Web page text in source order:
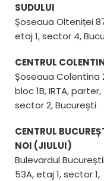
SUDULUI
Șoseaua Olteniței
etaj 1, sector 4,
CENTRUL
Șoseaua Colentina
bloc 1B, IRTA, parter,
sector 2, București
CENTRUL
NOI (JIULUI)
Bulevardul
53A, etaj 1, sector 1,